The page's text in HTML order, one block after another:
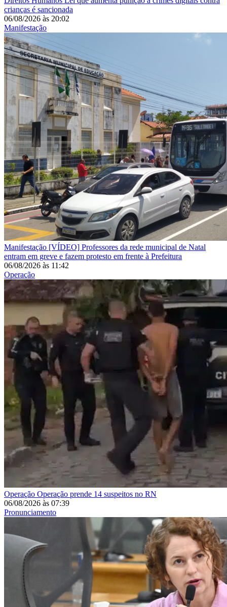
crianças é sancionada
06/08/2026 às 20:02
Manifestação
Manifestação [VÍDEO] Professores da rede municipal de Natal
entram em greve e fazem protesto em frente à Prefeitura
06/08/2026 às 11:42
Operação
Operação Operação prende 14 suspeitos no RN
06/08/2026 às 07:39
Pronunciamento